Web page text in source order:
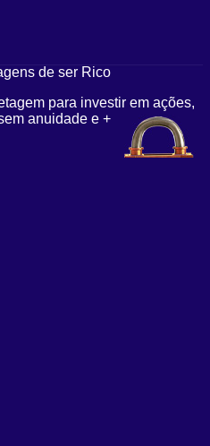
de ser Rico
para investir em ações,
anuidade e +